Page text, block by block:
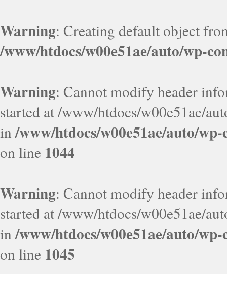
Warning: Creating default object
/www/htdocs/w00e51ae/auto/wp-
Warning: Cannot modify header
started at /www/htdocs/w00e51ae/
in/www/htdocs/w00e51ae/auto/
on line 1044
Warning: Cannot modify header
started at /www/htdocs/w00e51ae/
in/www/htdocs/w00e51ae/auto/
on line 1045